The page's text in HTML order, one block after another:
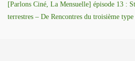
[Parlons Ciné, La Mensuelle] épisode 13 :
terrestres – De Rencontres du troisième